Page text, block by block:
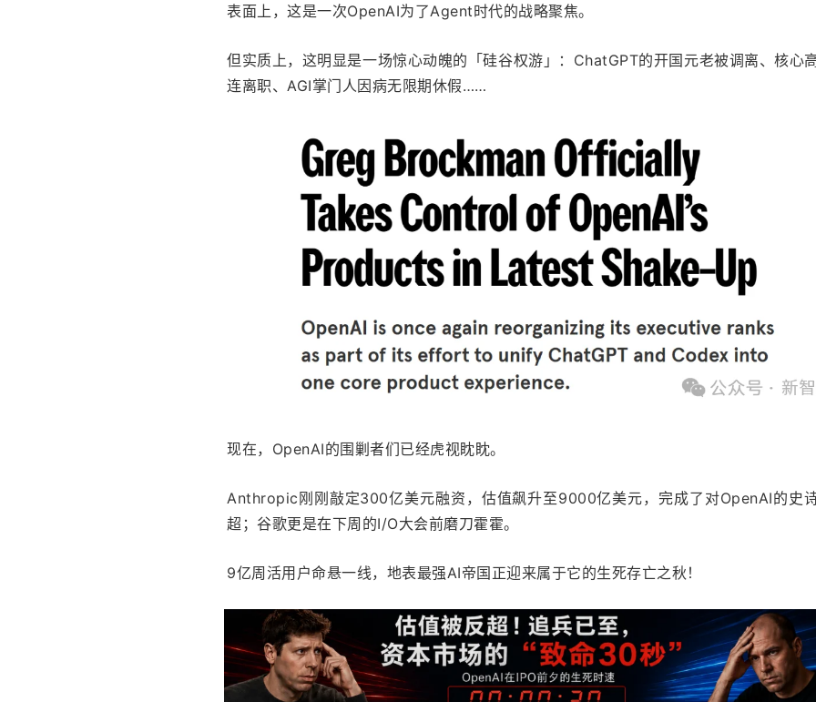
表面上，这是一次OpenAI为了Agent时代的战略聚焦。
但实质上，这明显是一场惊心动魄的「硅谷权游」：ChatGPT的开国元老被调离、核心
连离职、AGI掌门人因病无限期休假……
现在，OpenAI的围剿者们已经虎视眈眈。
Anthropic刚刚敲定300亿美元融资，估值飙升至9000亿美元，完成了对OpenAI的史
超；谷歌更是在下周的I/O大会前磨刀霍霍。
9亿周活用户命悬一线，地表最强AI帝国正迎来属于它的生死存亡之秋！